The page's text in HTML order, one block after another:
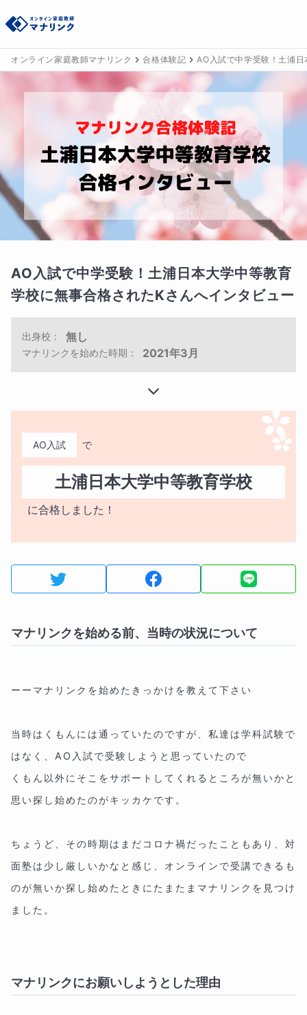
オンライン家庭教師マナリンク 合格体験記 AO入試で中学受験！土浦
AO入試で中学受験！土浦日本大学中等教育
学校に無事合格されたKさんへインタビュー
出身校： 無し
マナリンクを始めた時期： 2021年3月
AO入試 で
土浦日本大学中等教育学校
に合格しました！
マナリンクを始める前、当時の状況について
ーーマナリンクを始めたきっかけを教えて下さい
当時はくもんには通っていたのですが、私達は学科試験で
はなく、AO入試で受験しようと思っていたので
くもん以外にそこをサポートしてくれるところが無いかと
思い探し始めたのがキッカケです。
ちょうど、その時期はまだコロナ禍だったこともあり、対
面塾は少し厳しいかなと感じ、オンラインで受講できるも
のが無いか探し始めたときにたまたまマナリンクを見つけ
ました。
マナリンクにお願いしようとした理由